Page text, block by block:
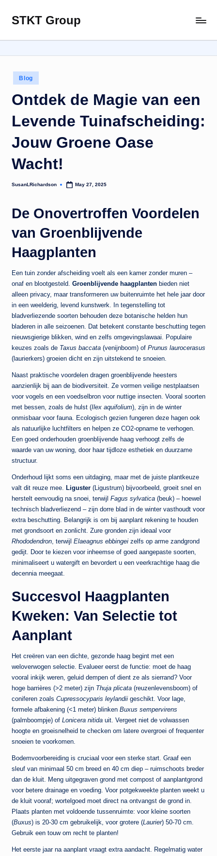
Skip
content
STKT Group
with
Every
Sphere
Posted
in
Blog
Ontdek de Magie van een
Levende Tuinafscheiding:
Jouw Groene Oase
Wacht!
Posted
SusanLRichardson May 27, 2025
De Onovertroffen Voordelen
van Groenblijvende
Haagplanten
Een tuin zonder afscheiding voelt als een kamer zonder muren –
onaf en blootgesteld. Groenblijvende haagplanten bieden niet
alleen privacy, maar transformeren uw buitenruimte het hele jaar door
in een weelderig, levend kunstwerk. In tegenstelling tot
bladverliezende soorten behouden deze botanische helden hun
bladeren in alle seizoenen. Dat betekent constante beschutting tegen
nieuwsgierige blikken, wind en zelfs omgevingslawaai. Populaire
keuzes zoals de Taxus baccata (venijnboom) of Prunus laurocerasus
(laurierkers) groeien dicht en zijn uitstekend te snoeien.
Naast praktische voordelen dragen groenblijvende heesters
aanzienlijk bij aan de biodiversiteit. Ze vormen veilige nestplaatsen
voor vogels en een voedselbron voor nuttige insecten. Vooral soorten
met bessen, zoals de hulst (Ilex aquifolium), zijn in de winter
onmisbaar voor fauna. Ecologisch gezien fungeren deze hagen ook
als natuurlijke luchtfilters en helpen ze CO2-opname te verhogen.
Een goed onderhouden groenblijvende haag verhoogt zelfs de
waarde van uw woning, door haar tijdloze esthetiek en duurzame
structuur.
Onderhoud lijkt soms een uitdaging, maar met de juiste plantkeuze
valt dit reuze mee. Liguster (Ligustrum) bijvoorbeeld, groeit snel en
herstelt eenvoudig na snoei, terwijl Fagus sylvatica (beuk) – hoewel
technisch bladverliezend – zijn dorre blad in de winter vasthoudt voor
extra beschutting. Belangrijk is om bij aanplant rekening te houden
met grondsoort en zonlicht. Zure gronden zijn ideaal voor
Rhododendron, terwijl Elaeagnus ebbingei zelfs op arme zandgrond
gedijt. Door te kiezen voor inheemse of goed aangepaste soorten,
minimaliseert u watergift en bevordert u een veerkrachtige haag die
decennia meegaat.
Succesvol Haagplanten
Kweken: Van Selectie tot
Aanplant
Het creëren van een dichte, gezonde haag begint met een
weloverwogen selectie. Evalueer eerst de functie: moet de haag
vooral inkijk weren, geluid dempen of dient ze als sierrand? Voor
hoge barrières (>2 meter) zijn Thuja plicata (reuzenlevensboom) of
coniferen zoals Cupressocyparis leylandii geschikt. Voor lage,
formele afbakening (<1 meter) blinken Buxus sempervirens
(palmboompje) of Lonicera nitida uit. Vergeet niet de volwassen
hoogte en groeisnelheid te checken om latere overgroei of frequenter
snoeien te voorkomen.
Bodemvoorbereiding is cruciaal voor een sterke start. Graaf een
sleuf van minimaal 50 cm breed en 40 cm diep – ruimschoots breder
dan de kluit. Meng uitgegraven grond met compost of aanplantgrond
voor betere drainage en voeding. Voor potgekweekte planten weekt u
de kluit vooraf; wortelgoed moet direct na ontvangst de grond in.
Plaats planten met voldoende tussenruimte: voor kleine soorten
(Buxus) is 20-30 cm gebruikelijk, voor grotere (Laurier) 50-70 cm.
Gebruik een touw om recht te planten!
Het eerste jaar na aanplant vraagt extra aandacht. Regelmatig water